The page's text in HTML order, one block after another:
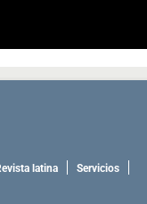
latina
Servicios